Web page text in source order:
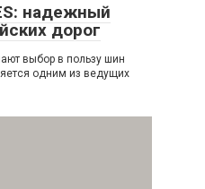
надежный
дорог
выбор в пользу шин
одним из ведущих